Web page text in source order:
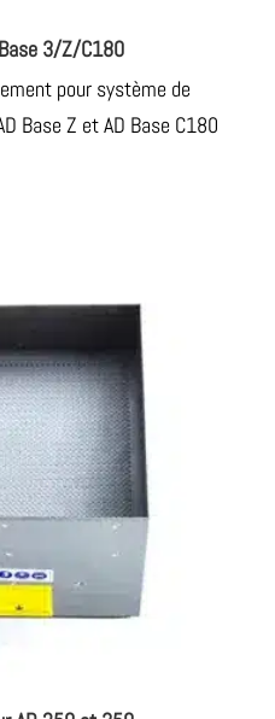
3/Z/C180
pour système de
Base Z et AD Base C180